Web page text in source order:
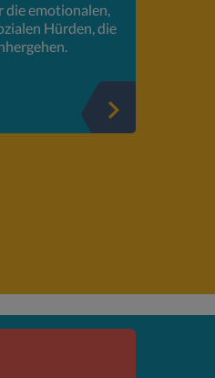
die emotionalen,
Hürden, die